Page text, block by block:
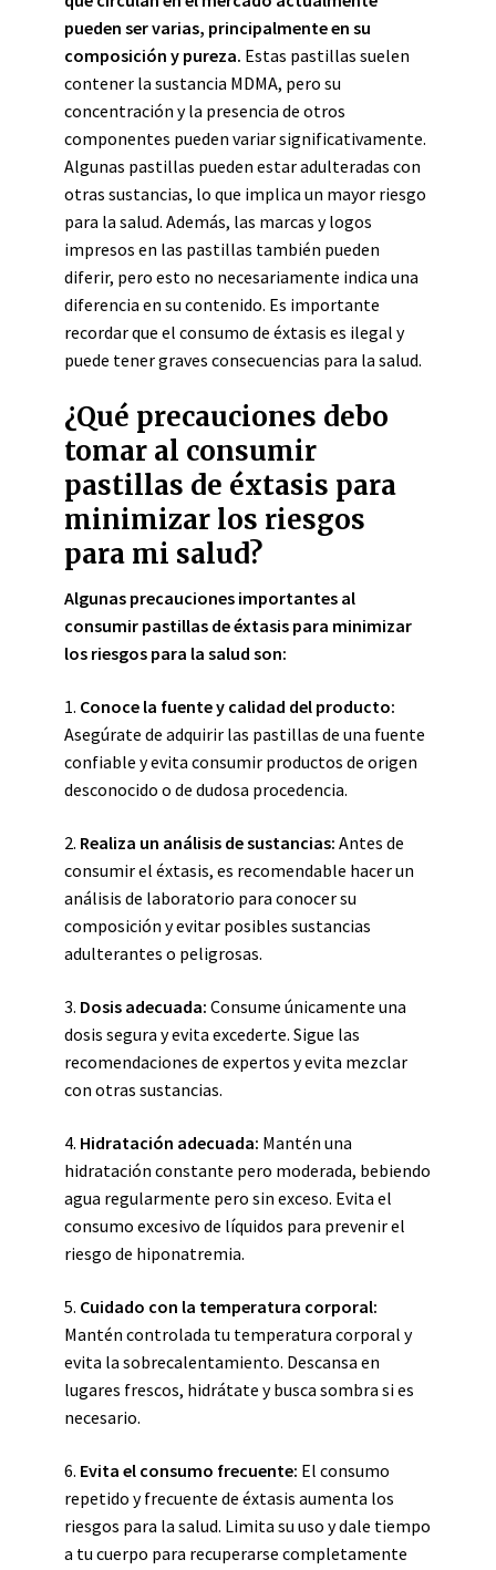
pueden ser varias, principalmente en su
composición y pureza. Estas pastillas suelen
contener la sustancia MDMA, pero su
concentración y la presencia de otros
componentes pueden variar significativamente.
Algunas pastillas pueden estar adulteradas con
otras sustancias, lo que implica un mayor riesgo
para la salud. Además, las marcas y logos
impresos en las pastillas también pueden
diferir, pero esto no necesariamente indica una
diferencia en su contenido. Es importante
recordar que el consumo de éxtasis es ilegal y
puede tener graves consecuencias para la salud.
¿Qué precauciones debo
tomar al consumir
pastillas de éxtasis para
minimizar los riesgos
para mi salud?
Algunas precauciones importantes al
consumir pastillas de éxtasis para minimizar
los riesgos para la salud son:
1. Conoce la fuente y calidad del producto:
Asegúrate de adquirir las pastillas de una fuente
confiable y evita consumir productos de origen
desconocido o de dudosa procedencia.
2. Realiza un análisis de sustancias: Antes de
consumir el éxtasis, es recomendable hacer un
análisis de laboratorio para conocer su
composición y evitar posibles sustancias
adulterantes o peligrosas.
3. Dosis adecuada: Consume únicamente una
dosis segura y evita excederte. Sigue las
recomendaciones de expertos y evita mezclar
con otras sustancias.
4. Hidratación adecuada: Mantén una
hidratación constante pero moderada, bebiendo
agua regularmente pero sin exceso. Evita el
consumo excesivo de líquidos para prevenir el
riesgo de hiponatremia.
5. Cuidado con la temperatura corporal:
Mantén controlada tu temperatura corporal y
evita la sobrecalentamiento. Descansa en
lugares frescos, hidrátate y busca sombra si es
necesario.
6. Evita el consumo frecuente: El consumo
repetido y frecuente de éxtasis aumenta los
riesgos para la salud. Limita su uso y dale tiempo
a tu cuerpo para recuperarse completamente